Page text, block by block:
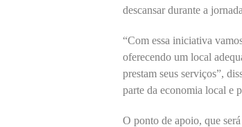
descansar durante a
“Com essa iniciativa
oferecendo um local
prestam seus serviços”,
parte da economia local e
O ponto de apoio, que